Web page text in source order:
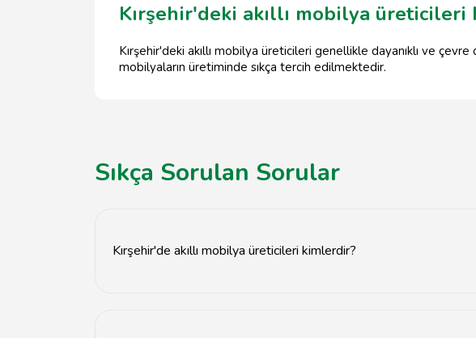
Kırşehir'deki akıllı mobilya
Kırşehir'deki akıllı mobilya üreticileri genellikle dayanıklı ve
mobilyaların üretiminde sıkça tercih edilmektedir.
Sıkça Sorulan Sorular
Kırşehir'de akıllı mobilya üreticileri kimlerdir?